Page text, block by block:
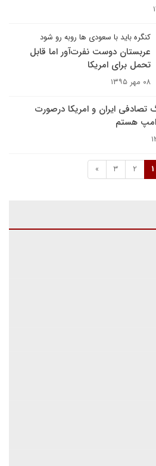
کنگره باید با سعودی ها روبه رو شود
عربستان دوست نفرت‌آور اما قابل
تحمل برای امریکا
۰۸ مهر ۱۳۹۵
تصادفی ایران و امریکا درصورت
هستم
1
2
3
»